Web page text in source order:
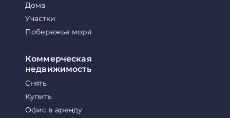
Дома
Участки
Побережье моря
Коммерческая
недвижимость
Снять
Купить
Офис в аренду